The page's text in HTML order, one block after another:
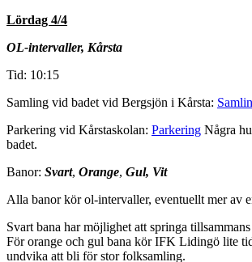
Lördag 4/4
OL-intervaller, Kårsta
Tid: 10:15
Samling vid badet vid Bergsjön i Kårsta:
Parkering vid Kårstaskolan: Parkering Några
badet.
Banor: Svart, Orange, Gul, Vit
Alla banor kör ol-intervaller, eventuellt mer av
Svart bana har möjlighet att springa
För orange och gul bana kör IFK Lidingö lite
undvika att bli för stor folksamling.